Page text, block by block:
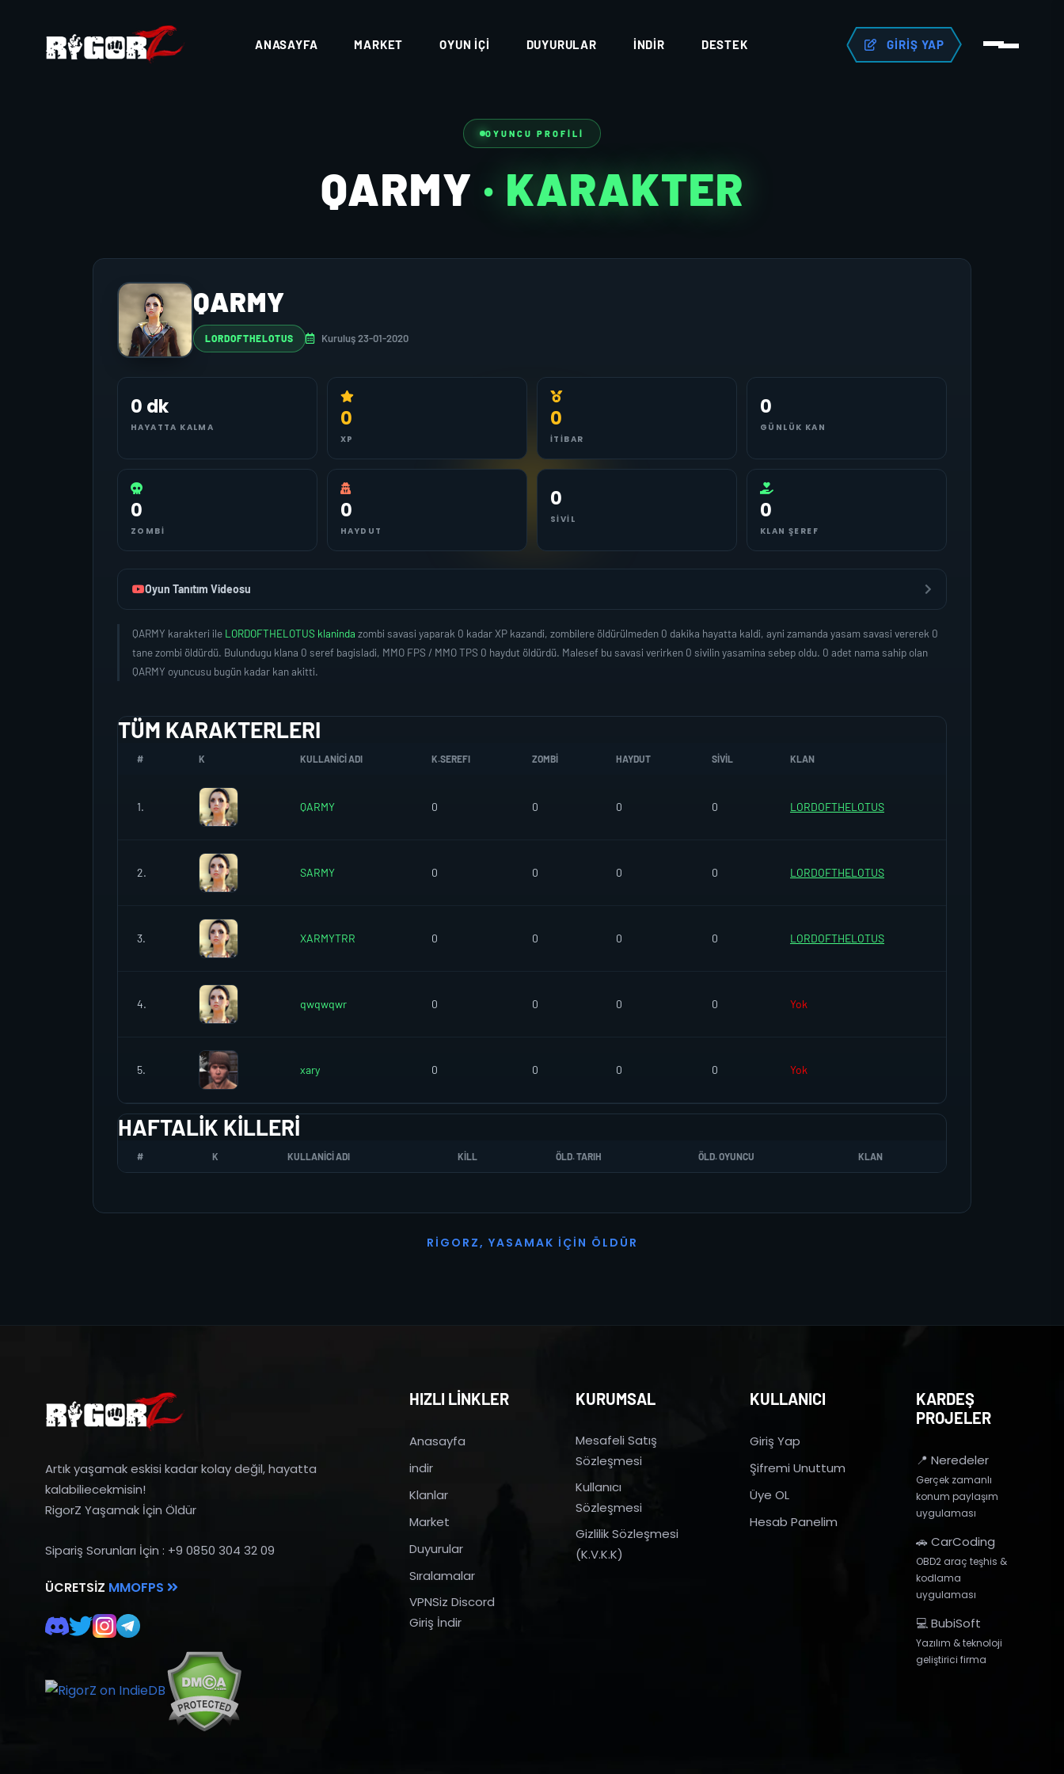
ANASAYFA MARKET OYUN İÇI DUYURULAR İNDIR DESTEK GIRIŞ YAP
OYUNCU PROFILI
QARMY · KARAKTER
QARMY
LORDOFTHELOTUS Kuruluş 23-01-2020
0 dk
HAYATTA KALMA 0
XP
0
İTIBAR
0
GÜNLÜK KAN
0
ZOMBI
0
HAYDUT
0
SIVIL 0
KLAN ŞEREF
Oyun Tanıtım Videosu
QARMY karakteri ile LORDOFTHELOTUS klaninda zombi savasi yaparak 0 kadar XP kazandi, zombilere öldürülmeden 0 dakika hayatta kaldi, ayni zamanda yasam savasi vererek 0
tane zombi öldürdü. Bulundugu klana 0 seref bagisladi, MMO FPS / MMO TPS 0 haydut öldürdü. Malesef bu savasi verirken 0 sivilin yasamina sebep oldu. 0 adet nama sahip olan
QARMY oyuncusu bugün kadar kan akitti.
TÜM KARAKTERLERI
# K KULLANICI ADI K.SEREFI ZOMBI HAYDUT SIVIL KLAN
1. QARMY 0 0 0 0 LORDOFTHELOTUS
2. SARMY 0 0 0 0 LORDOFTHELOTUS
3. XARMYTRR 0 0 0 0 LORDOFTHELOTUS
4. qwqwqwr 0 0 0 0 Yok
5. xary 0 0 0 0 Yok
HAFTALIK KILLERI
# K KULLANICI ADI KILL ÖLD. TARIH ÖLD. OYUNCU KLAN
R I G O R Z, YASAMAK İ ÇI N Ö L D Ü R
Artık yaşamak eskisi kadar kolay değil, hayatta
kalabiliecekmisin!
RigorZ Yaşamak İçin Öldür
Sipariş Sorunları İçin : +9 0850 304 32 09
ÜCRETSIZ MMOFPS
HIZLI LİNKLER
Anasayfa
indir
Klanlar
Market
Duyurular
Sıralamalar
VPNSiz Discord
Giriş İndir
KURUMSAL
Mesafeli Satış
Sözleşmesi
Kullanıcı
Sözleşmesi
Gizlilik Sözleşmesi
(K.V.K.K)
KULLANICI
Giriş Yap
Şifremi Unuttum
Üye OL
Hesab Panelim
KARDEŞ
PROJELER
📍 Neredeler
Gerçek zamanlı
konum paylaşım
uygulaması
🚗 CarCoding
OBD2 araç teşhis &
kodlama
uygulaması
💻 BubiSoft
Yazılım & teknoloji
geliştirici firma